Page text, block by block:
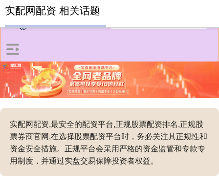
实配网配资,最安全的配资平台,正规股票配资排名,正规股
票券商官网,在选择股票配资平台时，务必关注其正规性和
资金安全措施。正规平台会采用严格的资金监管和专款专
用制度，并通过实盘交易保障投资者权益。
实配网配资 相关话题